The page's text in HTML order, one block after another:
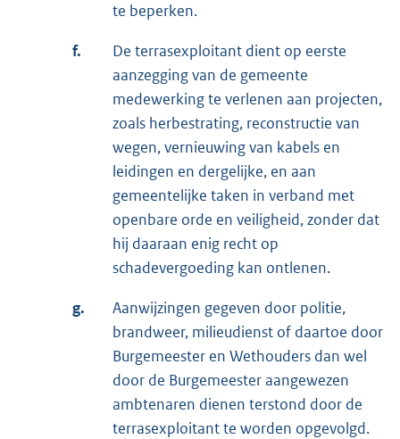
te beperken.
f.
De terrasexploitant dient op eerste
aanzegging van de gemeente
medewerking te verlenen aan projecten,
zoals herbestrating, reconstructie van
wegen, vernieuwing van kabels en
leidingen en dergelijke, en aan
gemeentelijke taken in verband met
openbare orde en veiligheid, zonder dat
hij daaraan enig recht op
schadevergoeding kan ontlenen.
g.
Aanwijzingen gegeven door politie,
brandweer, milieudienst of daartoe door
Burgemeester en Wethouders dan wel
door de Burgemeester aangewezen
ambtenaren dienen terstond door de
terrasexploitant te worden opgevolgd.